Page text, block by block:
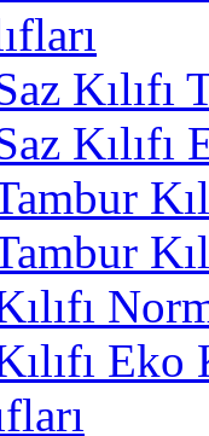
Kılıfı
Kılıfı
Eko